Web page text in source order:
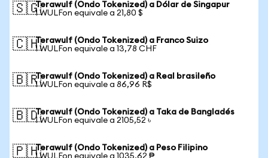
🇸🇬Terawulf (Ondo Tokenized) a Dólar de Singapur
1 WULFon equivale a 21,80 $
🇨🇭Terawulf (Ondo Tokenized) a Franco Suizo
1 WULFon equivale a 13,78 CHF
🇧🇷Terawulf (Ondo Tokenized) a Real brasileño
1 WULFon equivale a 86,96 R$
🇧🇩Terawulf (Ondo Tokenized) a Taka de Bangladés
1 WULFon equivale a 2105,52 ৳
🇵🇭Terawulf (Ondo Tokenized) a Peso Filipino
1 WULFon equivale a 1035,62 ₱